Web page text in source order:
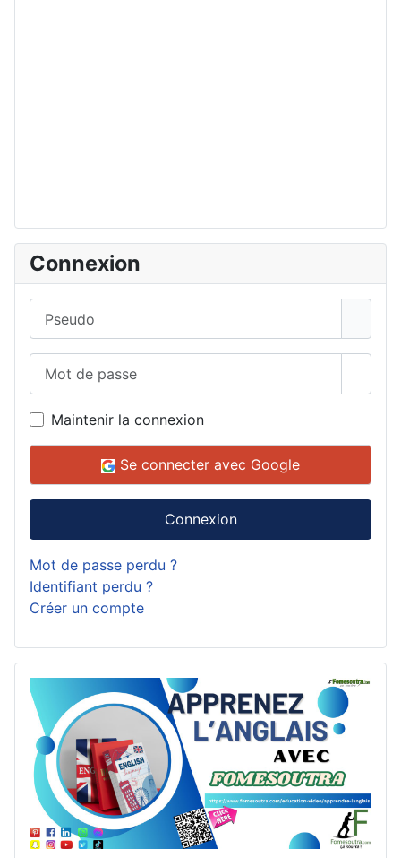
Connexion
Maintenir la connexion
Se connecter avec Google
Connexion
Mot de passe perdu ?
Identifiant perdu ?
Créer un compte